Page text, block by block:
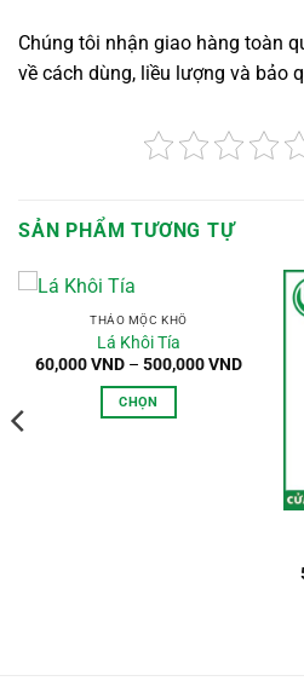
Chúng tôi nhận giao hàng toàn
về cách dùng, liều lượng và bảo
SẢN PHẨM TƯƠNG TỰ
THẢO MỘC KHÔ
Lá Khôi Tía
60,000VND – 500,000VNDKhoảng
60,000
CHỌN
VND